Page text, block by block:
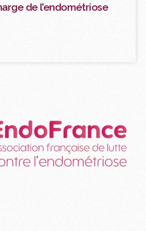
de l’endométriose